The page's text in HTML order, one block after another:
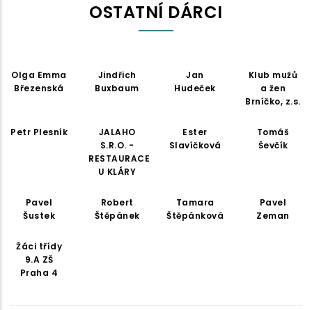
OSTATNÍ DÁRCI
Olga Emma
Březenská
Jindřich
Buxbaum
Jan
Hudeček
Klub mužů
a žen
Brníčko, z.s.
Petr Plesník
JALAHO
S.R.O. -
RESTAURACE
U KLÁRY
Ester
Slavíčková
Tomáš
Ševčík
Pavel
Šustek
Robert
Štěpánek
Tamara
Štěpánková
Pavel
Zeman
Žáci třídy
9.A ZŠ
Praha 4